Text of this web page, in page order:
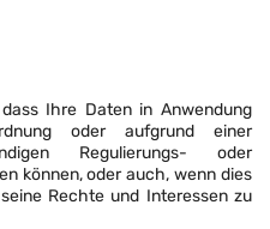
Ihre Daten in Anwendung
oder aufgrund einer
Regulierungs- oder
können, oder auch, wenn dies
Rechte und Interessen zu